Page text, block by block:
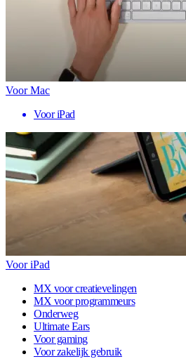
Voor Mac
Voor iPad
Voor iPad
MX voor creatievelingen
MX voor programmeurs
Onderweg
Ultimate Ears
Voor gaming
Voor zakelijk gebruik